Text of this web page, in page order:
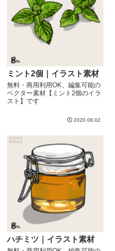
ミント2個｜イラスト素材
無料・商用利用OK、編集可能の
ベクター素材【ミント2個のイラ
スト】です
2020.08.02
Food
ハチミツ｜イラスト素材